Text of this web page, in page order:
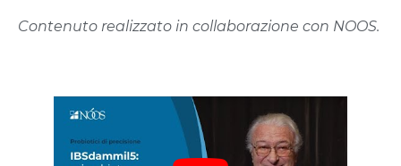
Contenuto realizzato in collaborazione con NOOS.